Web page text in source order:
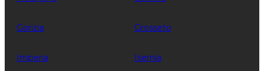
Gorizia Grosseto
Imperia Isernia